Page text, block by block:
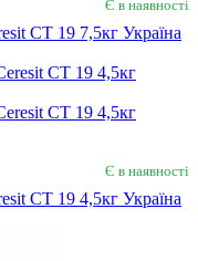
Є в наявності
CT 19 7,5кг Україна